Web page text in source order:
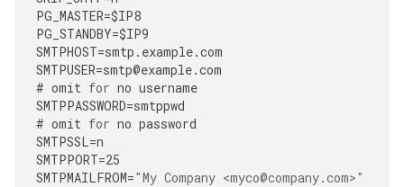
PG_MASTER=$IP8
PG_STANDBY=$IP9
SMTPHOST=smtp . example.com
SMTPUSER=smtp@example.com
# omit for no username
SMTPPASSWORD=smtppwd
# omit for no password
SMTPSSL=n
SMTPPORT=25
SMTPMAILFROM="My Company <myco@company.com>"